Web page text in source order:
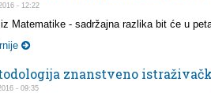
- 12:22
iz Matematike - sadržajna razlika bit će u
znanstveno
- 09:35